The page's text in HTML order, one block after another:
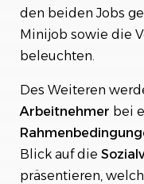
Vorteile eines
Vor- und
Midijob:
Rechtliche
Minijob
den beiden Jobs
Minijob sowie die
beleuchten.
Des Weiteren
Arbeitnehmer bei
Blick auf die
präsentieren,